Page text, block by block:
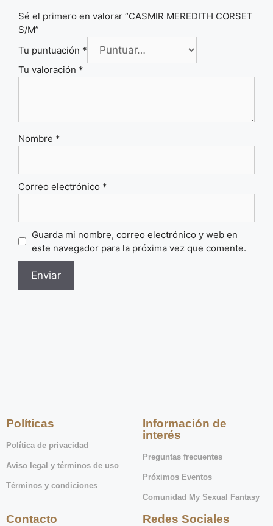
Sé el primero en valorar “CASMIR MEREDITH CORSET
S/M”
Tu puntuación *
Tu valoración *
Nombre *
Correo electrónico *
Guarda mi nombre, correo electrónico y web en
este navegador para la próxima vez que comente.
Políticas
Política de privacidad
Aviso legal y términos de uso
Términos y condiciones
Información de
interés
Preguntas frecuentes
Próximos Eventos
Comunidad My Sexual Fantasy
Contacto Redes Sociales